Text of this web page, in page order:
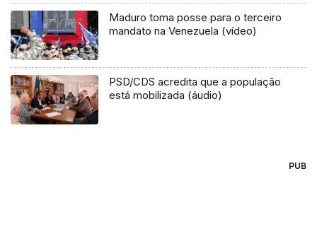
Maduro toma posse para o terceiro
mandato na Venezuela (vídeo)
PSD/CDS acredita que a população
está mobilizada (áudio)
PUB